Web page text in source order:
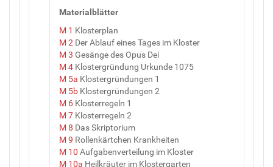
Materialblätter
M 1 Klosterplan
M 2 Der Ablauf eines Tages im Kloster
M 3 Gesänge des Opus Dei
M 4 Klostergründung Urkunde 1075
M 5a Klostergründungen 1
M 5b Klostergründungen 2
M 6 Klosterregeln 1
M 7 Klosterregeln 2
M 8 Das Skriptorium
M 9 Rollenkärtchen Krankheiten
M 10 Aufgabenverteilung im Kloster
M 10a Heilkräuter im Klostergarten